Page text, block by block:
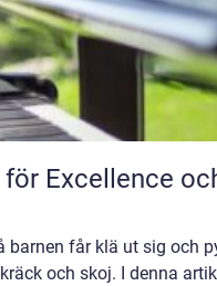
för Excellence
barnen får klä ut sig och
och skoj. I denna